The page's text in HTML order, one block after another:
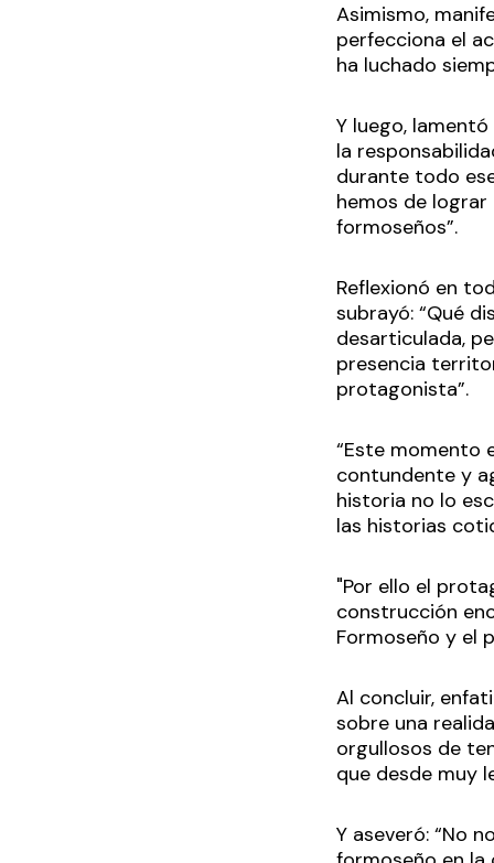
Asimismo,
perfecciona el
ha luchado
Y luego,
la
durante todo
hemos de
formoseños”.
Reflexionó en
subrayó: “Qué
desarticulada,
presencia
protagonista”.
“Este momento
contundente y
historia no lo
las historias
"Por ello el
construcción
Formoseño y el
Al concluir,
sobre una
orgullosos de
que desde muy
Y aseveró: “No